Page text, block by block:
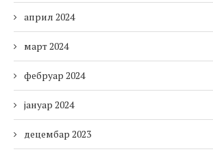
април 2024
март 2024
фебруар 2024
јануар 2024
децембар 2023